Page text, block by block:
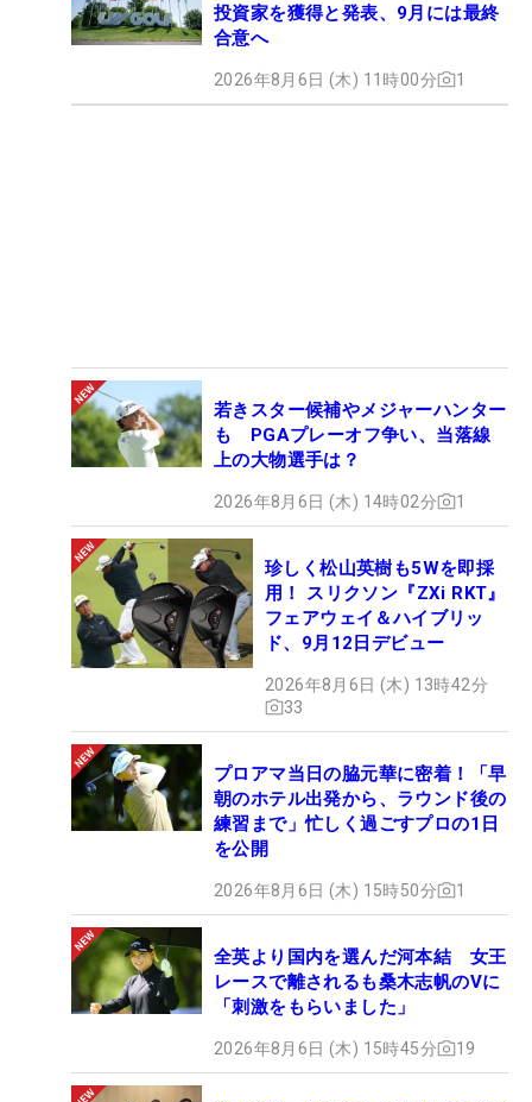
投資家を獲得と発表、9月には最終
合意へ
2026年8月6日 (木) 11時00分 1
若きスター候補やメジャーハンター
も PGAプレーオフ争い、当落線
上の大物選手は？
2026年8月6日 (木) 14時02分 1
珍しく松山英樹も5Wを即採
用！ スリクソン『ZXi RKT』
フェアウェイ＆ハイブリッ
ド、9月12日デビュー
2026年8月6日 (木) 13時42分
33
プロアマ当日の脇元華に密着！「早
朝のホテル出発から、ラウンド後の
練習まで」忙しく過ごすプロの1日
を公開
2026年8月6日 (木) 15時50分 1
全英より国内を選んだ河本結 女王
レースで離されるも桑木志帆のVに
「刺激をもらいました」
2026年8月6日 (木) 15時45分 19